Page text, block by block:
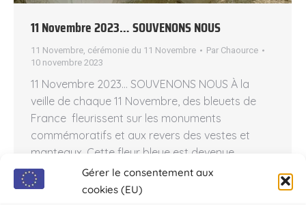
Gérer le consentement aux
cookies (EU)
11 Novembre 2023… SOUVENONS NOUS
11 Novembre, cérémonie du 11 Novembre Par Chaource
10 novembre 2023
11 Novembre 2023… SOUVENONS NOUS À la
veille de chaque 11 Novembre, des bleuets de
France fleurissent sur les monuments
commémoratifs et aux revers des vestes et
manteaux. Cette fleur bleue est devenue
l’emblème des anciens combattants et des
victimes de la Première Guerre mondiale. Avec le